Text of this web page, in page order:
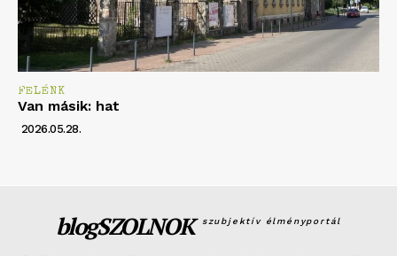
FELÉNK
Van másik: hat
2026.05.28.
blogSZOLNOK szubjektív élményportál